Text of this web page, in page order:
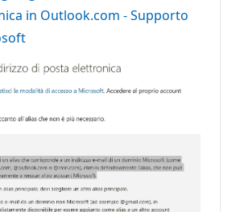
in Outlook.com - Supporto